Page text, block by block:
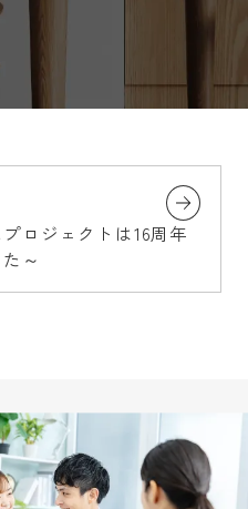
ロジェクトは16周年
～